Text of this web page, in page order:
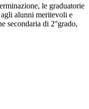
le graduatorie
alunni meritevoli e
secondaria di 2°grado,